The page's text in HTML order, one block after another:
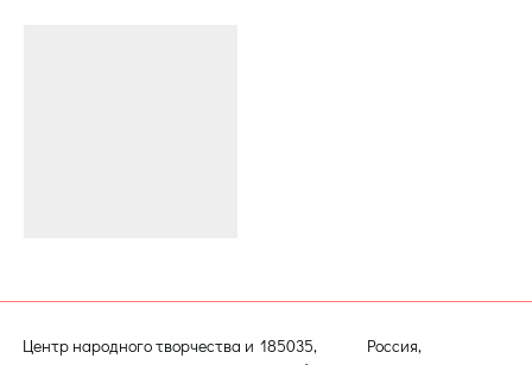
Центр народного творчества и 185035, Россия,